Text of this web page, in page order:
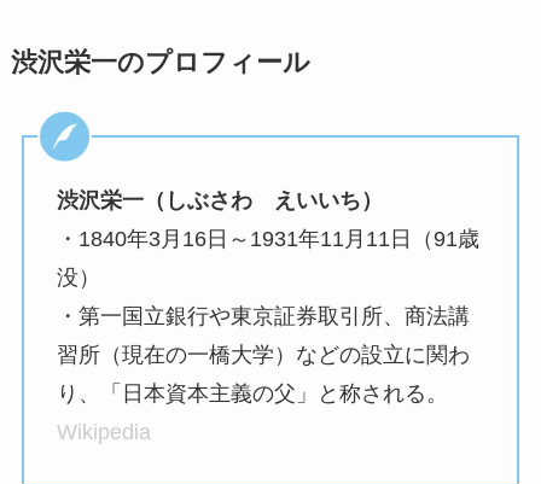
渋沢栄一のプロフィール
渋沢栄一（しぶさわ えいいち）
・1840年3月16日～1931年11月11日（91歳
没）
・第一国立銀行や東京証券取引所、商法講
習所（現在の一橋大学）などの設立に関わ
り、「日本資本主義の父」と称される。
Wikipedia